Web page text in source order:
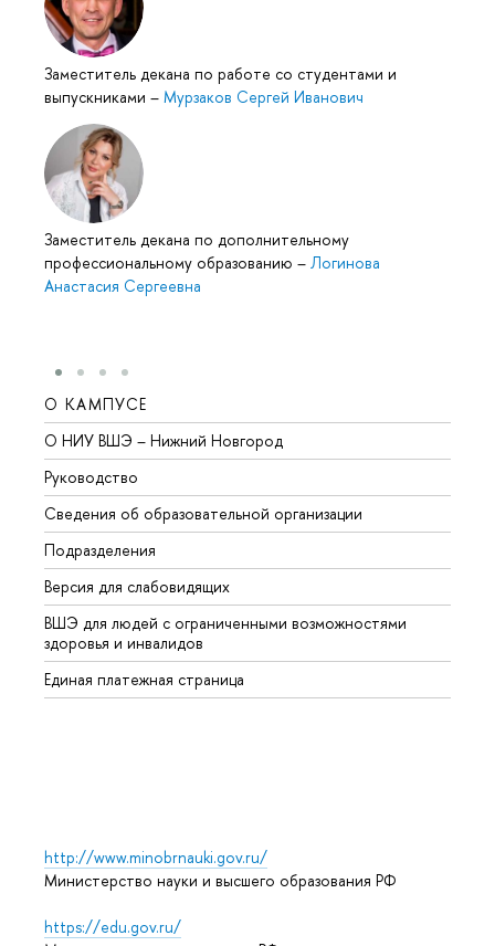
Заместитель декана по работе со студентами и
выпускниками – Мурзаков Сергей Иванович
Заместитель декана по дополнительному
профессиональному образованию – Логинова
Анастасия Сергеевна
О КАМПУСЕ
О НИУ ВШЭ – Нижний Новгород
Руководство
Сведения об образовательной организации
Подразделения
Версия для слабовидящих
ВШЭ для людей с ограниченными возможностями
здоровья и инвалидов
Единая платежная страница
http://www.minobrnauki.gov.ru/
Министерство науки и высшего образования РФ
https://edu.gov.ru/